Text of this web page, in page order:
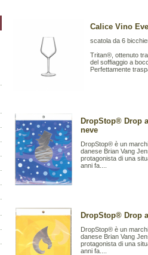
Calice Vino
scatola da 6
Tritan®, ottenuto
del soffiaggio a
Perfettamente
DropStop® Drop
neve
DropStop® è un
danese Brian Vang
protagonista di una
anni fa....
DropStop® Drop
DropStop® è un
danese Brian Vang
protagonista di una
anni fa....